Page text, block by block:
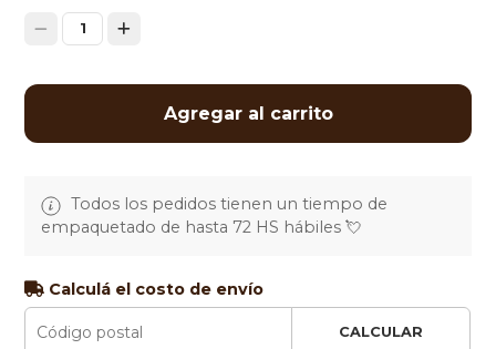
1
Agregar al carrito
Todos los pedidos tienen un tiempo de
empaquetado de hasta 72 HS hábiles 💘
Calculá el costo de envío
CALCULAR